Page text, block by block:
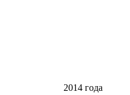
2014 года